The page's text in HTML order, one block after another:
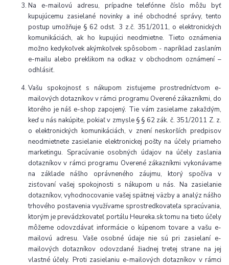
Na e-mailovú adresu, prípadne telefónne číslo môžu byť
kupujúcemu zasielané novinky a iné obchodné správy, tento
postup umožňuje § 62 odst. 3 z.č. 351/2011, o elektronických
komunikáciách, ak ho kupujúci neodmietne. Tieto oznámenia
možno kedykoľvek akýmkoľvek spôsobom - napríklad zaslaním
e-mailu alebo preklikom na odkaz v obchodnom oznámení –
odhlásiť.
Vašu spokojnosť s nákupom zisťujeme prostredníctvom e-
mailových dotazníkov v rámci programu Overené zákazníkmi, do
ktorého je náš e-shop zapojený. Tie vám zasielame zakaždým,
keď u nás nakúpite, pokiaľ v zmysle § § 62 zák. č. 351/2011 Z. z.
o elektronických komunikáciách, v znení neskorších predpisov
neodmietnete zasielanie elektronickej pošty na účely priameho
marketingu. Spracúvanie osobných údajov na účely zaslania
dotazníkov v rámci programu Overené zákazníkmi vykonávame
na základe nášho oprávneného záujmu, ktorý spočíva v
zisťovaní vašej spokojnosti s nákupom u nás. Na zasielanie
dotazníkov, vyhodnocovanie vašej spätnej väzby a analýz nášho
trhového postavenia využívame sprostredkovateľa spracúvania,
ktorým je prevádzkovateľ portálu Heureka.sk tomu na tieto účely
môžeme odovzdávať informácie o kúpenom tovare a vašu e-
mailovú adresu. Vaše osobné údaje nie sú pri zasielaní e-
mailových dotazníkov odovzdané žiadnej tretej strane na jej
vlastné účely. Proti zasielaniu e-mailových dotazníkov v rámci